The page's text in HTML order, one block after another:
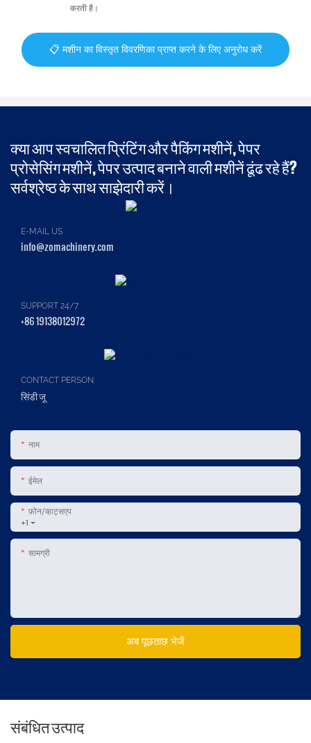
करती है।
📋 मशीन का विस्तृत विवरणिका प्राप्त करने के लिए अनुरोध करें
क्या आप स्वचालित प्रिंटिंग और पैकिंग मशीनें, पेपर
प्रोसेसिंग मशीनें, पेपर उत्पाद बनाने वाली मशीनें ढूंढ रहे हैं?
सर्वश्रेष्ठ के साथ साझेदारी करें।
E-MAIL US
info@zomachinery.com
SUPPORT 24/7
+86 19138012972
CONTACT PERSON:
सिंडी जू
नाम
ईमेल
+1
फ़ोन/व्हाट्सएप
सामग्री
अब पूछताछ भेजें
संबंधित उत्पाद